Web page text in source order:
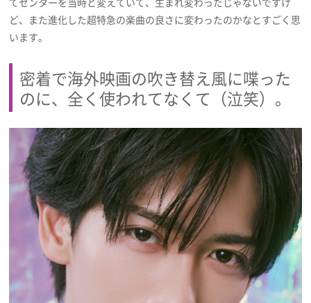
ど、また進化した超特急の楽曲の良さに変わったのかなとすごく思
います。
密着で海外映画の吹き替え風に喋った
のに、全く使われてなくて（泣笑）。